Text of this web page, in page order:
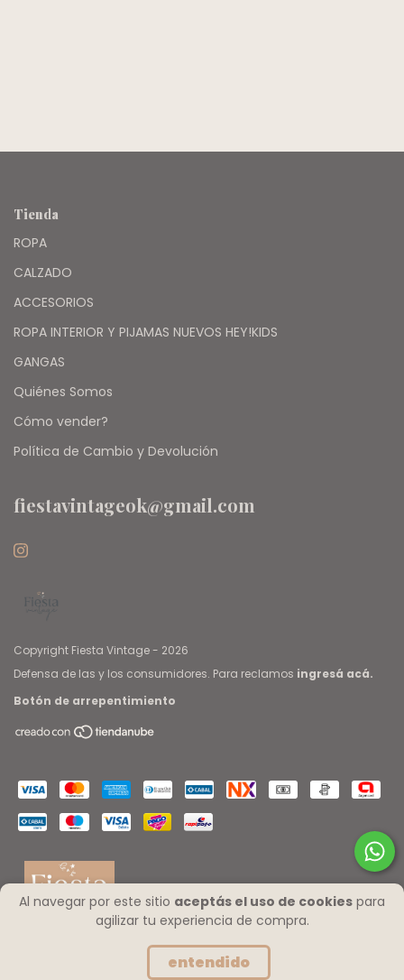
Al navegar por este sitio aceptás el uso de cookies para
agilizar tu experiencia de compra.
entendido
Tienda
ROPA
CALZADO
ACCESORIOS
ROPA INTERIOR Y PIJAMAS NUEVOS HEY!KIDS
GANGAS
Quiénes Somos
Cómo vender?
Política de Cambio y Devolución
fiestavintageok@gmail.com
Copyright Fiesta Vintage - 2026
Defensa de las y los consumidores. Para reclamos ingresá acá.
Botón de arrepentimiento